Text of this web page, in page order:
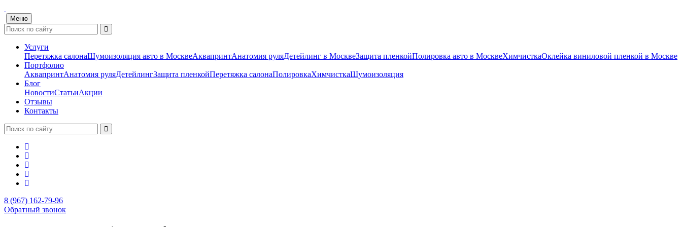
Меню
Услуги
Перетяжка салонаШумоизоляция авто в МосквеАквапринтАнатомия руляДетейлинг в МосквеЗащита пленкойПолировка авто в МосквеХимчисткаОклейка виниловой пленкой в Москве
Портфолио
АквапринтАнатомия руляДетейлингЗащита пленкойПеретяжка салонаПолировкаХимчисткаШумоизоляция
Блог
НовостиСтатьиАкции
Отзывы
Контакты
8 (967) 162-79-96
Обратный звонок